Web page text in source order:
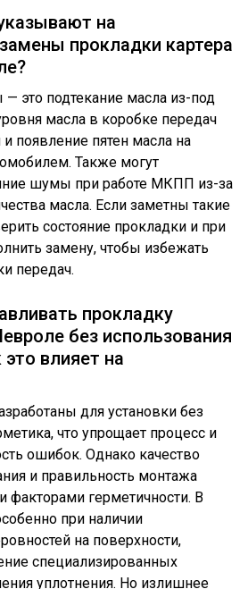
на
прокладки картера
это подтекание масла из-под
масла в коробке передач
появление пятен масла на
Также могут
шумы при работе МКПП из-за
масла. Если заметны такие
состояние прокладки и при
замену, чтобы избежать
передач.
прокладку
без использования
это влияет на
для установки без
что упрощает процесс и
ошибок. Однако качество
и правильность монтажа
герметичности. В
при наличии
на поверхности,
специализированных
уплотнения. Но излишнее